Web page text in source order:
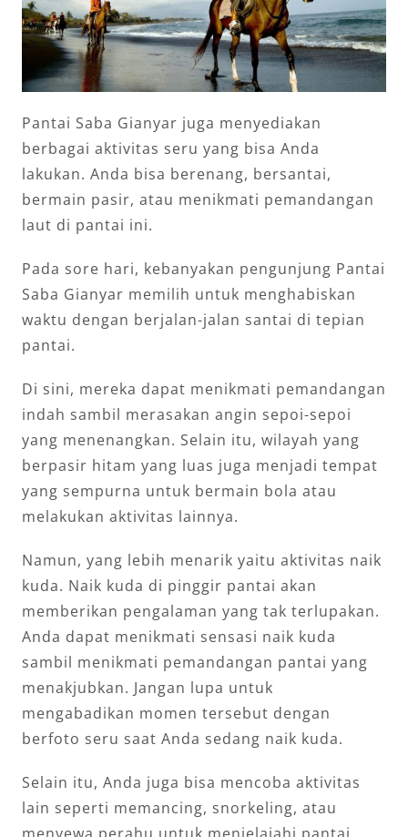
Pantai Saba Gianyar juga menyediakan
berbagai aktivitas seru yang bisa Anda
lakukan. Anda bisa berenang, bersantai,
bermain pasir, atau menikmati pemandangan
laut di pantai ini.
Pada sore hari, kebanyakan pengunjung Pantai
Saba Gianyar memilih untuk menghabiskan
waktu dengan berjalan-jalan santai di tepian
pantai.
Di sini, mereka dapat menikmati pemandangan
indah sambil merasakan angin sepoi-sepoi
yang menenangkan. Selain itu, wilayah yang
berpasir hitam yang luas juga menjadi tempat
yang sempurna untuk bermain bola atau
melakukan aktivitas lainnya.
Namun, yang lebih menarik yaitu aktivitas naik
kuda. Naik kuda di pinggir pantai akan
memberikan pengalaman yang tak terlupakan.
Anda dapat menikmati sensasi naik kuda
sambil menikmati pemandangan pantai yang
menakjubkan. Jangan lupa untuk
mengabadikan momen tersebut dengan
berfoto seru saat Anda sedang naik kuda.
Selain itu, Anda juga bisa mencoba aktivitas
lain seperti memancing, snorkeling, atau